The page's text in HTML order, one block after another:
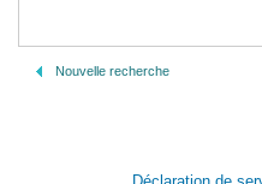
Nouvelle recherche